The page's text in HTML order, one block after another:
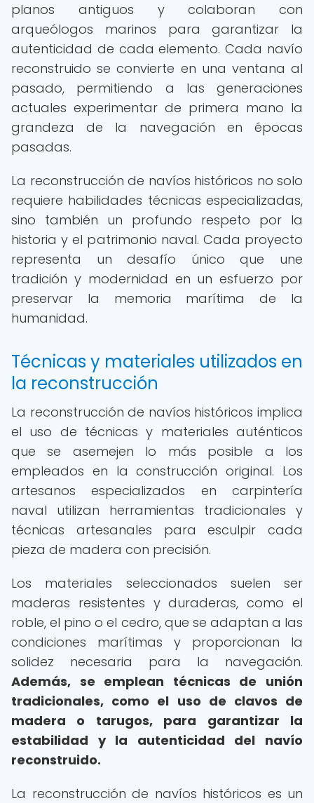
planos antiguos y colaboran con
arqueólogos marinos para garantizar la
autenticidad de cada elemento. Cada navío
reconstruido se convierte en una ventana al
pasado, permitiendo a las generaciones
actuales experimentar de primera mano la
grandeza de la navegación en épocas
pasadas.
La reconstrucción de navíos históricos no solo
requiere habilidades técnicas especializadas,
sino también un profundo respeto por la
historia y el patrimonio naval. Cada proyecto
representa un desafío único que une
tradición y modernidad en un esfuerzo por
preservar la memoria marítima de la
humanidad.
Técnicas y materiales utilizados en
la reconstrucción
La reconstrucción de navíos históricos implica
el uso de técnicas y materiales auténticos
que se asemejen lo más posible a los
empleados en la construcción original. Los
artesanos especializados en carpintería
naval utilizan herramientas tradicionales y
técnicas artesanales para esculpir cada
pieza de madera con precisión.
Los materiales seleccionados suelen ser
maderas resistentes y duraderas, como el
roble, el pino o el cedro, que se adaptan a las
condiciones marítimas y proporcionan la
solidez necesaria para la navegación.
Además, se emplean técnicas de unión
tradicionales, como el uso de clavos de
madera o tarugos, para garantizar la
estabilidad y la autenticidad del navío
reconstruido.
La reconstrucción de navíos históricos es un